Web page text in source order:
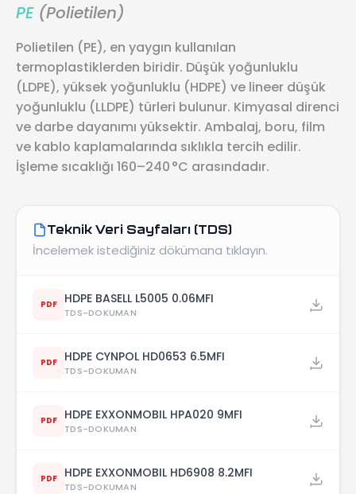
PE (Polietilen)
Polietilen (PE), en yaygın kullanılan
termoplastiklerden biridir. Düşük yoğunluklu
(LDPE), yüksek yoğunluklu (HDPE) ve lineer düşük
yoğunluklu (LLDPE) türleri bulunur. Kimyasal direnci
ve darbe dayanımı yüksektir. Ambalaj, boru, film
ve kablo kaplamalarında sıklıkla tercih edilir.
İşleme sıcaklığı 160–240 °C arasındadır.
Teknik Veri Sayfaları (TDS)
İncelemek istediğiniz dökümana tıklayın.
PDF HDPE BASELL L5005 0.06MFI
TDS-DOKUMAN
PDF HDPE CYNPOL HD0653 6.5MFI
TDS-DOKUMAN
PDF HDPE EXXONMOBIL HPA020 9MFI
TDS-DOKUMAN
PDF HDPE EXXONMOBIL HD6908 8.2MFI
TDS-DOKUMAN